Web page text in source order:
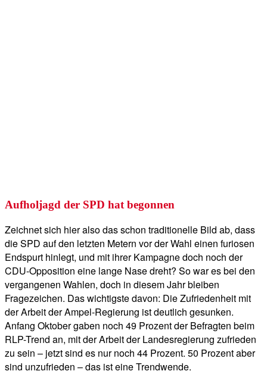
Aufholjagd der SPD hat begonnen
Zeichnet sich hier also das schon traditionelle Bild ab, dass
die SPD auf den letzten Metern vor der Wahl einen furiosen
Endspurt hinlegt, und mit ihrer Kampagne doch noch der
CDU-Opposition eine lange Nase dreht? So war es bei den
vergangenen Wahlen, doch in diesem Jahr bleiben
Fragezeichen. Das wichtigste davon: Die Zufriedenheit mit
der Arbeit der Ampel-Regierung ist deutlich gesunken.
Anfang Oktober gaben noch 49 Prozent der Befragten beim
RLP-Trend an, mit der Arbeit der Landesregierung zufrieden
zu sein – jetzt sind es nur noch 44 Prozent. 50 Prozent aber
sind unzufrieden – das ist eine Trendwende.